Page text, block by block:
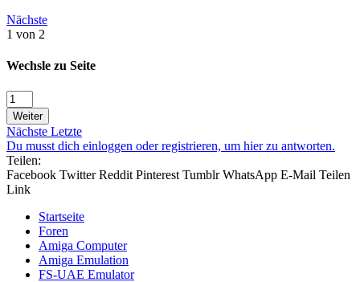
Nächste
1 von 2
Wechsle zu Seite
Weiter
Nächste Letzte
Du musst dich einloggen oder registrieren, um hier zu antworten.
Teilen:
Facebook Twitter Reddit Pinterest Tumblr WhatsApp E-Mail Teilen
Link
Startseite
Foren
Amiga Computer
Amiga Emulation
FS-UAE Emulator